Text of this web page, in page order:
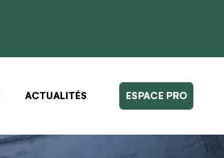
ACTUALITÉS ESPACE PRO